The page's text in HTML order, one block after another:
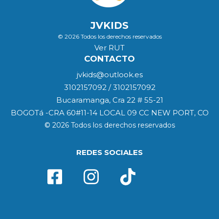
JVKIDS
© 2026 Todos los derechos reservados
Ver RUT
CONTACTO
jvkids@outlook.es
3102157092 / 3102157092
Bucaramanga, Cra 22 # 55-21
BOGOTá -CRA 60#11-14 LOCAL 09 CC NEW PORT, CO
© 2026 Todos los derechos reservados
REDES SOCIALES